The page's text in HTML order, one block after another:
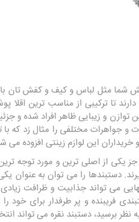
مثل لباس و کیف و کفش تان با
تا ترکیبی از مناسب ترین
توازن و زیبایی ظاهر افراد شده و
و جواهرات مختلفی را مثال زد که
این لوازم زینتی افزوده می
جز یکی از اصلی ترین و مورد توجه
دستبندها را می توان به عنوان یکی
می تواند جذابیت و ظرافت
فریبنده و پر طرفدار برای
برسید، دستبند نقره می تواند